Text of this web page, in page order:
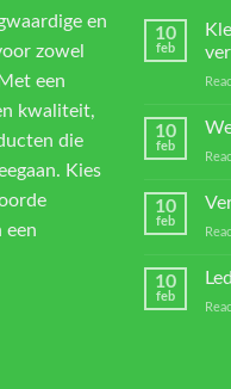
en
zowel
een
kwaliteit,
die
Kies
een
10
feb
10
feb
10
feb
10
feb